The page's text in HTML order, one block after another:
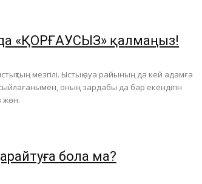
«ҚОРҒАУСЫЗ» қалмаңыз!
мезгілі. Ыстық ауа райының да кей адамға
оның зардабы да бар екендігін
жөн.
бола ма?